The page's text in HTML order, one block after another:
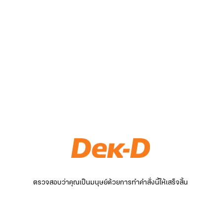
ตรวจสอบว่าคุณเป็นมนุษย์ด้วยการทำคำสั่งนี้ให้เสร็จสิ้น